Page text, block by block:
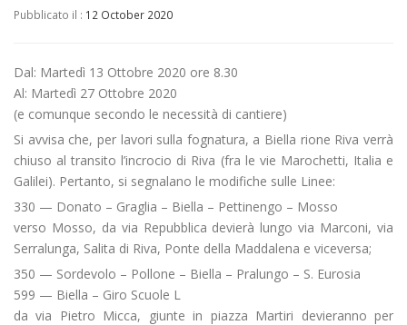
Pubblicato il : 12 October 2020
Dal: Martedì 13 Ottobre 2020 ore 8.30
Al: Martedì 27 Ottobre 2020
(e comunque secondo le necessità di cantiere)
Si avvisa che, per lavori sulla fognatura, a Biella rione Riva verrà
chiuso al transito l’incrocio di Riva (fra le vie Marochetti, Italia e
Galilei). Pertanto, si segnalano le modifiche sulle Linee:
330 — Donato – Graglia – Biella – Pettinengo – Mosso
verso Mosso, da via Repubblica devierà lungo via Marconi, via
Serralunga, Salita di Riva, Ponte della Maddalena e viceversa;
350 — Sordevolo – Pollone – Biella – Pralungo – S. Eurosia
599 — Biella – Giro Scuole L
da via Pietro Micca, giunte in piazza Martiri devieranno per